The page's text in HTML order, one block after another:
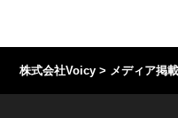
株式会社Voicy > メディア掲載